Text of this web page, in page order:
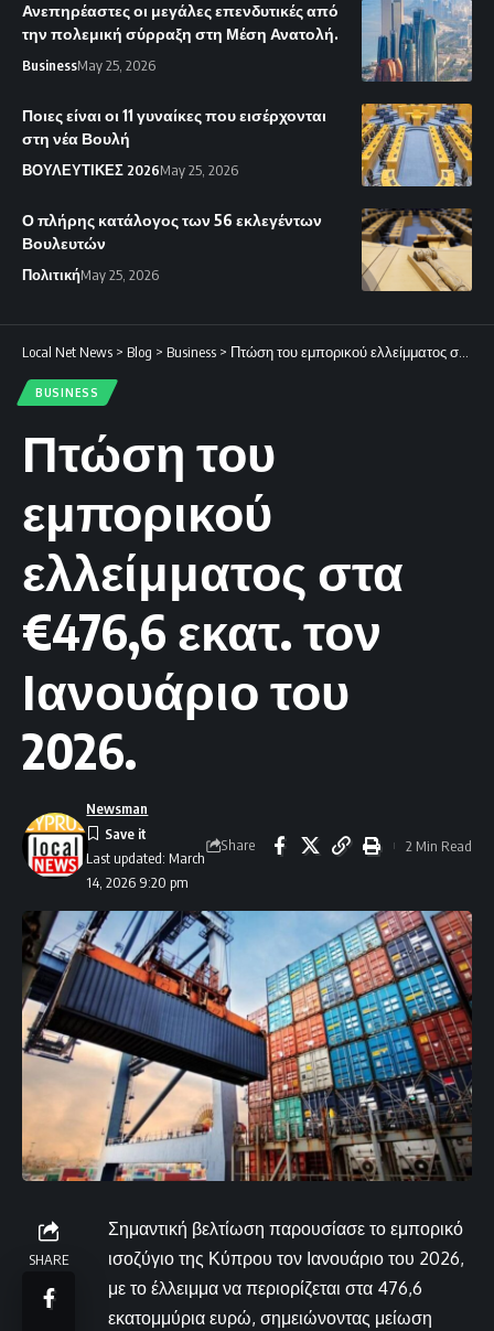
Ανεπηρέαστες οι μεγάλες επενδυτικές από
την πολεμική σύρραξη στη Μέση Ανατολή.
BusinessMay 25, 2026
Ποιες είναι οι 11 γυναίκες που εισέρχονται
στη νέα Βουλή
ΒΟΥΛΕΥΤΙΚΕΣ 2026May 25, 2026
Ο πλήρης κατάλογος των 56 εκλεγέντων
Βουλευτών
ΠολιτικήMay 25, 2026
Local Net News > Blog > Business > Πτώση του εμπορικού ελλείμματος στα €476,6 εκατ. τον Ιανουάριο του 2026.
BUSINESS
Πτώση του
εμπορικού
ελλείμματος στα
€476,6 εκατ. τον
Ιανουάριο του
2026.
Last updated: March
14, 2026 9:20 pm
Newsman
Share 2 Min Read
SHARE
Σημαντική βελτίωση παρουσίασε το εμπορικό
ισοζύγιο της Κύπρου τον Ιανουάριο του 2026,
με το έλλειμμα να περιορίζεται στα 476,6
εκατομμύρια ευρώ, σημειώνοντας μείωση